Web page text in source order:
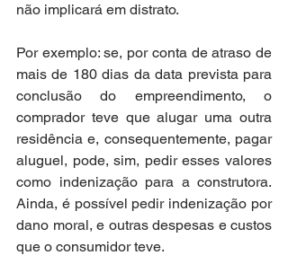
não implicará em distrato.
Por exemplo: se, por conta de atraso de
mais de 180 dias da data prevista para
conclusão do empreendimento, o
comprador teve que alugar uma outra
residência e, consequentemente, pagar
aluguel, pode, sim, pedir esses valores
como indenização para a construtora.
Ainda, é possível pedir indenização por
dano moral, e outras despesas e custos
que o consumidor teve.